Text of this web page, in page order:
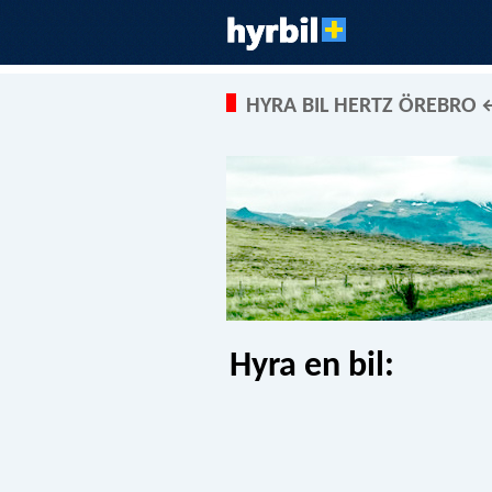
HYRA BIL HERTZ ÖREBRO
Hyra en bil: